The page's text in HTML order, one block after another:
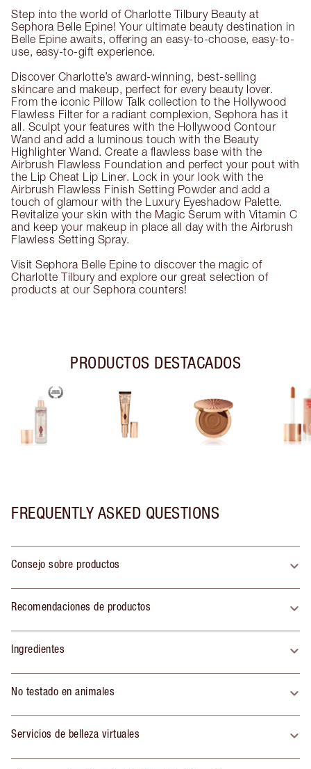
Step into the world of Charlotte Tilbury Beauty at
Sephora Belle Epine! Your ultimate beauty destination in
Belle Epine awaits, offering an easy-to-choose, easy-to-
use, easy-to-gift experience.
Discover Charlotte’s award-winning, best-selling
skincare and makeup, perfect for every beauty lover.
From the iconic Pillow Talk collection to the Hollywood
Flawless Filter for a radiant complexion, Sephora has it
all. Sculpt your features with the Hollywood Contour
Wand and add a luminous touch with the Beauty
Highlighter Wand. Create a flawless base with the
Airbrush Flawless Foundation and perfect your pout with
the Lip Cheat Lip Liner. Lock in your look with the
Airbrush Flawless Finish Setting Powder and add a
touch of glamour with the Luxury Eyeshadow Palette.
Revitalize your skin with the Magic Serum with Vitamin C
and keep your makeup in place all day with the Airbrush
Flawless Setting Spray.
Visit Sephora Belle Epine to discover the magic of
Charlotte Tilbury and explore our great selection of
products at our Sephora counters!
PRODUCTOS DESTACADOS
FREQUENTLY ASKED QUESTIONS
Consejo sobre productos
Recomendaciones de productos
Ingredientes
No testado en animales
Servicios de belleza virtuales